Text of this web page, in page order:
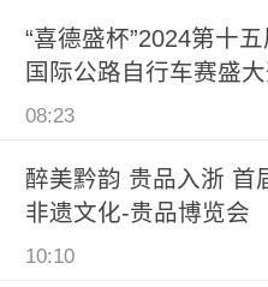
“喜德盛杯”2024第十
国际公路自行车赛盛
08:23
醉美黔韵 贵品入浙 首
非遗文化-贵品博览会
10:10